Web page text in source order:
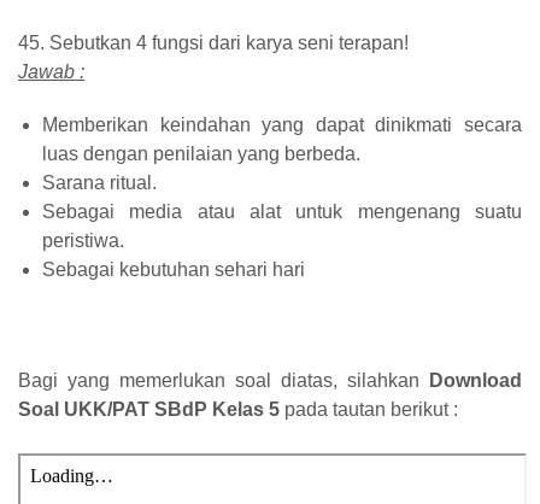
45. Sebutkan 4 fungsi dari karya seni terapan!
Jawab :
Memberikan keindahan yang dapat dinikmati secara
luas dengan penilaian yang berbeda.
Sarana ritual.
Sebagai media atau alat untuk mengenang suatu
peristiwa.
Sebagai kebutuhan sehari hari
Bagi yang memerlukan soal diatas, silahkan
Download
Soal UKK/PAT SBdP Kelas 5 pada tautan berikut :